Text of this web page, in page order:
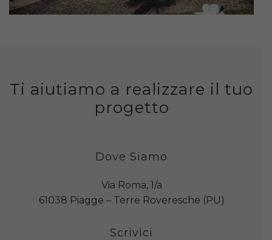
Ti aiutiamo a realizzare il tuo
progetto
Dove Siamo
Via Roma, 1/a
61038 Piagge – Terre Roveresche (PU)
Scrivici